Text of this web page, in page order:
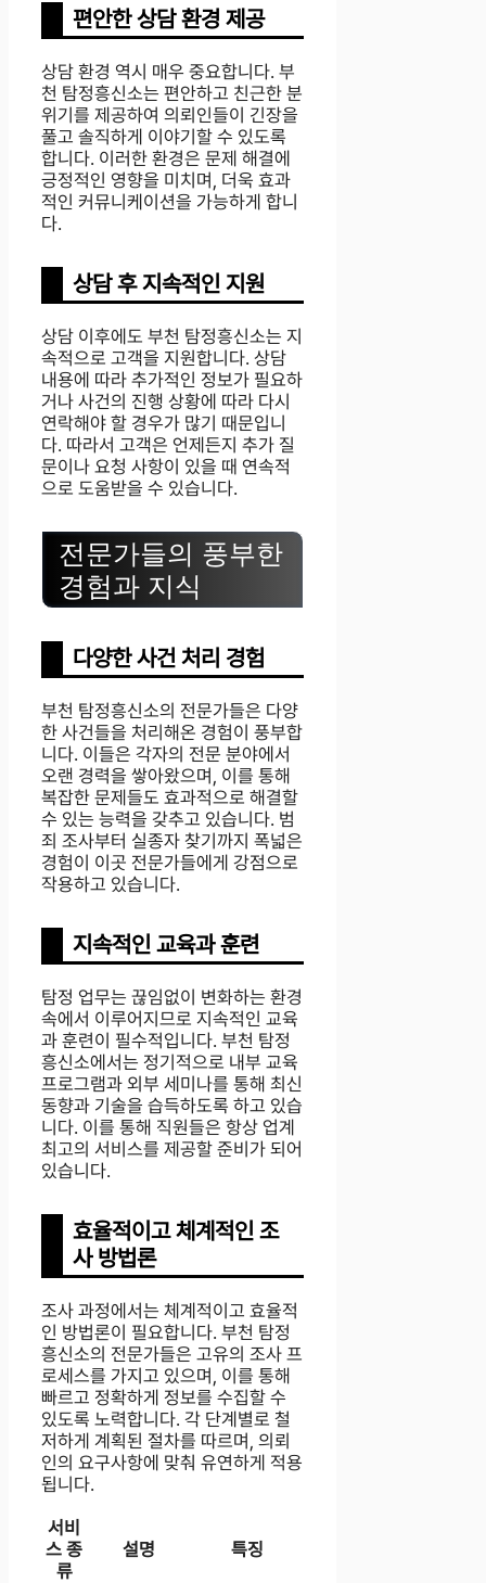
편안한 상담 환경 제공
상담 환경 역시 매우 중요합니다. 부
천 탐정흥신소는 편안하고 친근한 분
위기를 제공하여 의뢰인들이 긴장을
풀고 솔직하게 이야기할 수 있도록
합니다. 이러한 환경은 문제 해결에
긍정적인 영향을 미치며, 더욱 효과
적인 커뮤니케이션을 가능하게 합니
다.
상담 후 지속적인 지원
상담 이후에도 부천 탐정흥신소는 지
속적으로 고객을 지원합니다. 상담
내용에 따라 추가적인 정보가 필요하
거나 사건의 진행 상황에 따라 다시
연락해야 할 경우가 많기 때문입니
다. 따라서 고객은 언제든지 추가 질
문이나 요청 사항이 있을 때 연속적
으로 도움받을 수 있습니다.
전문가들의 풍부한
경험과 지식
다양한 사건 처리 경험
부천 탐정흥신소의 전문가들은 다양
한 사건들을 처리해온 경험이 풍부합
니다. 이들은 각자의 전문 분야에서
오랜 경력을 쌓아왔으며, 이를 통해
복잡한 문제들도 효과적으로 해결할
수 있는 능력을 갖추고 있습니다. 범
죄 조사부터 실종자 찾기까지 폭넓은
경험이 이곳 전문가들에게 강점으로
작용하고 있습니다.
지속적인 교육과 훈련
탐정 업무는 끊임없이 변화하는 환경
속에서 이루어지므로 지속적인 교육
과 훈련이 필수적입니다. 부천 탐정
흥신소에서는 정기적으로 내부 교육
프로그램과 외부 세미나를 통해 최신
동향과 기술을 습득하도록 하고 있습
니다. 이를 통해 직원들은 항상 업계
최고의 서비스를 제공할 준비가 되어
있습니다.
효율적이고 체계적인 조
사 방법론
조사 과정에서는 체계적이고 효율적
인 방법론이 필요합니다. 부천 탐정
흥신소의 전문가들은 고유의 조사 프
로세스를 가지고 있으며, 이를 통해
빠르고 정확하게 정보를 수집할 수
있도록 노력합니다. 각 단계별로 철
저하게 계획된 절차를 따르며, 의뢰
인의 요구사항에 맞춰 유연하게 적용
됩니다.
서비
스 종
류
설명 특징